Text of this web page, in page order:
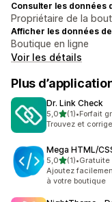
Consulter les données
Propriétaire de la
Afficher les données
Boutique en ligne
Voir les détails
Plus
Dr. Link Check
5,0étoile(s) sur 5
(1)
1 avis au total
•Forfait
Trouvez et
Mega HTML/
5,0étoile(s) sur 5
(1)
1 avis au total
•Gratuite
Ajoutez
à votre boutique